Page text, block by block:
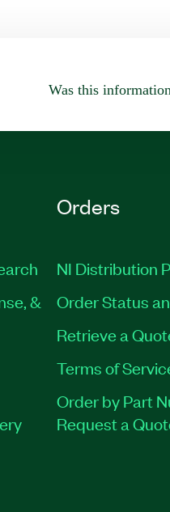
Was this
&
Orders
NI Distribution
Order Status
Retrieve a
Terms of
Order by Part
Request a